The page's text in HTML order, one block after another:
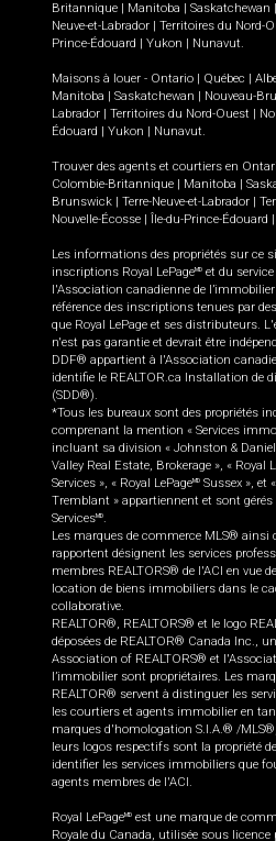
Britannique
Manitoba Saskatchewan
Neuve-et-Labrador
Territoires du Nord-
Prince-Édouard
Yukon Nunavut.
Maisons à louer - Ontario Québec
Manitoba
Saskatchewan Nouveau-
Labrador
Territoires du Nord-Ouest
Édouard
Yukon Nunavut.
Trouver des agents et courtiers en
Colombie-Britannique
Manitoba
Brunswick
Terre-Neuve-et-Labrador
Nouvelle-Écosse
Île-du-Prince-Édouard
Les informations des propriétés sur ce
inscriptions Royal LePageMD et du
l'Association canadienne de
référence des inscriptions tenues par
que Royal LePage et ses distributeurs.
n'est pas garantie et devrait être
DDF® appartient à l'Association
identifie le REALTOR.ca Installation de
(SDD®).
*Tous les bureaux sont des propriétés
comprenant la mention « Services
incluant sa division « Johnston & Daniel
Valley Real Estate, Brokerage », « Royal
Services », « Royal LePageMD Sussex », et
Tremblant » appartiennent et sont
ServicesMD.
Les marques de commerce MLS® ainsi
rapportent désignent les services
membres REALTORS® de l'ACI en vue
location de biens immobiliers dans le
collaborative.
REALTOR®, REALTORS® et le logo
déposées de REALTOR® Canada Inc.,
Association of REALTORS® et
l’immobilier sont propriétaires. Les
REALTOR® servent à distinguer les
les courtiers et agents immobilier en
marques d'homologation S.I.A.® /
leurs logos respectifs sont la propriété
identifier les services immobiliers que
agents membres de l'ACI.
Royal LePageMD est une marque de
Royale du Canada, utilisée sous